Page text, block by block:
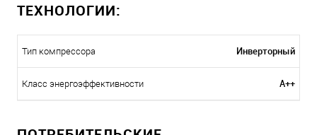
ТЕХНОЛОГИИ:
Тип компрессора Инверторный
Класс энергоэффективности A++